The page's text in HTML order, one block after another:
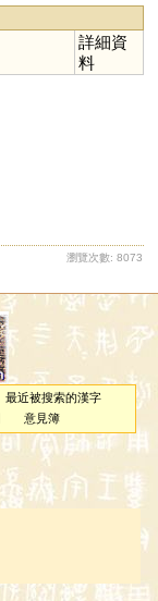
詳細資
料
瀏覽次數: 8073
最近被搜索的漢字
意見簿